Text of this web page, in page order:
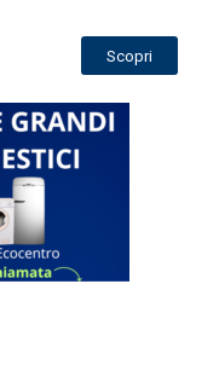
Scopri